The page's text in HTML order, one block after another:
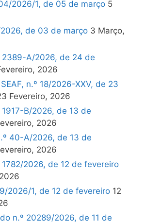
2026/1, de 05 de março 5
de 03 de março 3 Março,
2389-A/2026, de 24 de
2026
n.º 18/2026-XXV, de 23
Fevereiro, 2026
1917-B/2026, de 13 de
2026
40-A/2026, de 13 de
2026
1782/2026, de 12 de fevereiro
2026/1, de 12 de fevereiro 12
n.º 20289/2026, de 11 de